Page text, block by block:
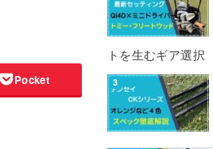
Pocket
トを生むギア選択